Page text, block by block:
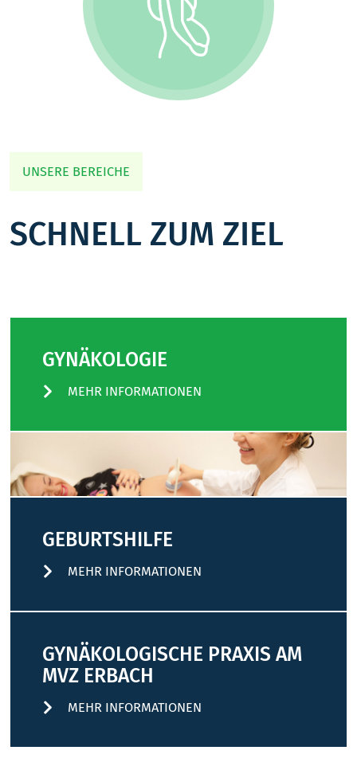
UNSERE BEREICHE
SCHNELL ZUM ZIEL
GYNÄKOLOGIE
MEHR INFORMATIONEN
GEBURTSHILFE
MEHR INFORMATIONEN
GYNÄKOLOGISCHE PRAXIS AM
MVZ ERBACH
MEHR INFORMATIONEN